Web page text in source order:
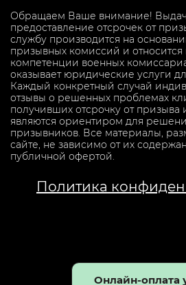
Обращаем Ваше внимание!
предоставление отсрочек от
службу производится на
призывных комиссий и
компетенции военных
оказывает юридические услуги
Каждый конкретный случай
отзывы о решенных проблемах
получивших отсрочку от
являются ориентиром для
призывников. Все материалы,
сайте, не зависимо от их
публичной офертой.
Политика
Онлайн-оплата